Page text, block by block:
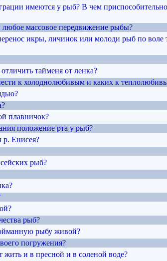
имеются у рыб? В чем
массовое передвижение рыбы?
икры, личинок или молоди рыб по воле
тайменя от ленка?
к холоднолюбивым и каких к
плавничок?
положение рта у рыб?
Енисея?
рыб?
рыб?
рыбу живой?
погружения?
и в пресной и в соленой воде?